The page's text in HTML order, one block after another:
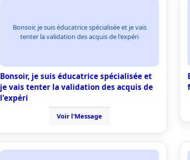
Bonsoir, je suis éducatrice spécialisée et je vais
tenter la validation des acquis de l'expéri
Bonsoir, je suis éducatrice spécialisée et
je vais tenter la validation des acquis de
l'expéri
Voir l'Message